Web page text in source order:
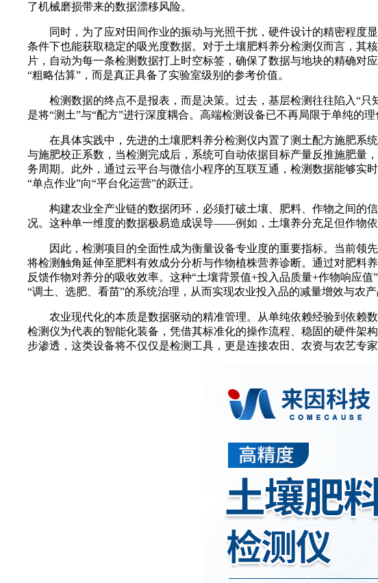
了机械磨损带来的数据漂移风险。
同时，为了应对田间作业的振动与光照干扰，硬件设计的精密程度显
条件下也能获取稳定的吸光度数据。对于土壤肥料养分检测仪而言，其
片，自动为每一条检测数据打上时空标签，确保了数据与地块的精确
“粗略估算”，而是真正具备了实验室级别的参考价值。
检测数据的终点不是报表，而是决策。过去，基层检测往往陷入“只
是将“测土”与“配方”进行深度耦合。高端检测设备已不再局限于单纯的
在具体实践中，先进的土壤肥料养分检测仪内置了测土配方施肥系统
与施肥校正系数，当检测完成后，系统可自动依据目标产量反推施肥量
务周期。此外，通过云平台与微信小程序的互联互通，检测数据能够实
“单点作业”向“平台化运营”的跃迁。
构建农业全产业链的数据闭环，必须打破土壤、肥料、作物之间的信
况。这种单一维度的数据极易造成误导——例如，土壤养分充足但作物
因此，检测项目的全面性成为衡量设备专业度的重要指标。当前领先
将检测触角延伸至肥料有效成分分析与作物植株营养诊断。通过对肥料
反馈作物对养分的吸收效率。这种“土壤背景值+投入品质量+作物响应
“调土、选肥、看苗”的系统治理，从而实现农业投入品的减量增效与农产
农业现代化的本质是数据驱动的精准管理。从单纯依赖经验到依赖数
检测仪为代表的智能化装备，凭借其标准化的操作流程、稳固的硬件架
步渗透，这类设备将不仅仅是检测工具，更是连接农田、农资与农艺专